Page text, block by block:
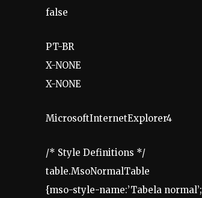
false
PT-BR
X-NONE
X-NONE
MicrosoftInternetExplorer4
/* Style Definitions */
table.MsoNormalTable
{mso-style-name:’Tabela normal’;